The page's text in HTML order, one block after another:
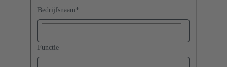
Bedrijfsnaam*
Functie